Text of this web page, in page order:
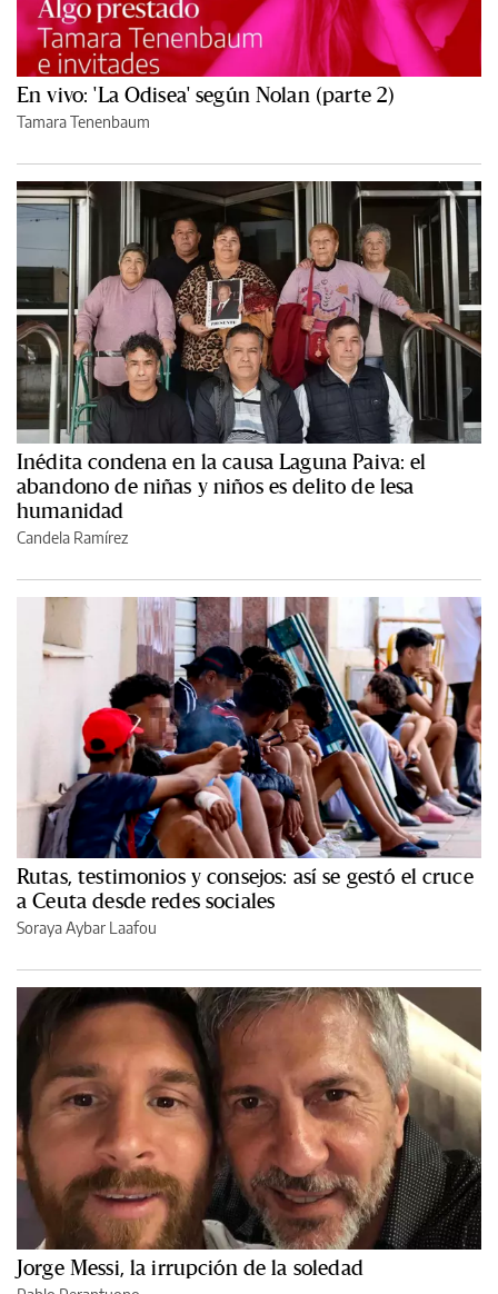
En vivo: 'La Odisea' según Nolan (parte 2)
Tamara Tenenbaum
Inédita condena en la causa Laguna Paiva: el
abandono de niñas y niños es delito de lesa
humanidad
Candela Ramírez
Rutas, testimonios y consejos: así se gestó el cruce
a Ceuta desde redes sociales
Soraya Aybar Laafou
Jorge Messi, la irrupción de la soledad